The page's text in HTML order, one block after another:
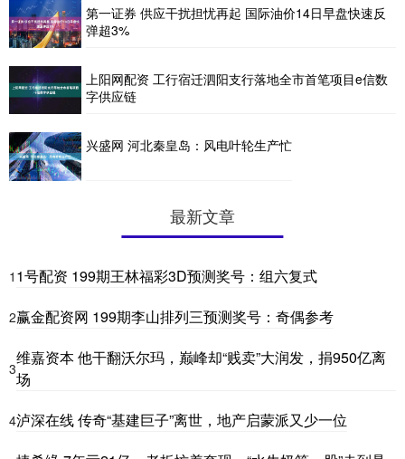
第一证券 供应干扰担忧再起 国际油价14日早盘快速反
弹超3%
上阳网配资 工行宿迁泗阳支行落地全市首笔项目e信数
字供应链
兴盛网 河北秦皇岛：风电叶轮生产忙
最新文章
1 1号配资 199期王林福彩3D预测奖号：组六复式
2赢金配资网 199期李山排列三预测奖号：奇偶参考
3
维嘉资本 他干翻沃尔玛，巅峰却“贱卖”大润发，捐950亿离
场
4泸深在线 传奇“基建巨子”离世，地产启蒙派又少一位